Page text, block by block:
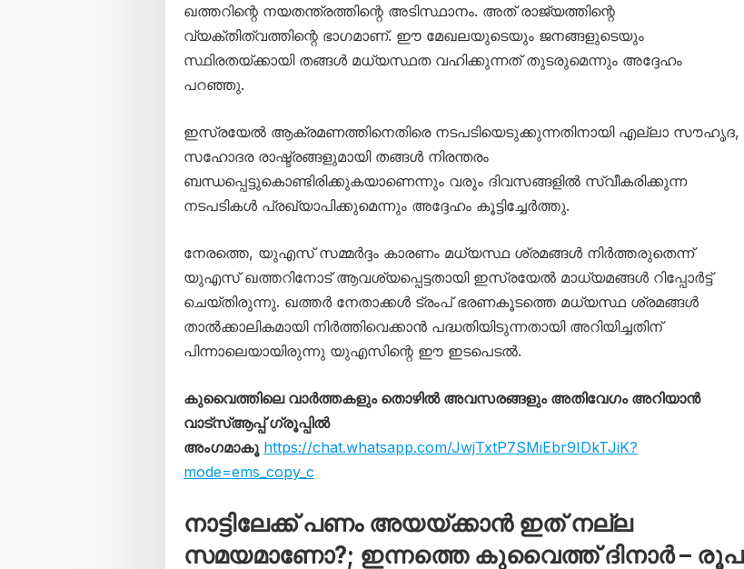
ഖത്തറിന്റെ നയതന്ത്രത്തിന്റെ അടിസ്ഥാനം. അത് രാജ്യത്തിന്റെ
വ്യക്തിത്വത്തിന്റെ ഭാഗമാണ്. ഈ മേഖലയുടെയും ജനങ്ങളുടെയും
സ്ഥിരതയ്ക്കായി തങ്ങൾ മധ്യസ്ഥത വഹിക്കുന്നത് തുടരുമെന്നും അദ്ദേഹം
പറഞ്ഞു.
ഇസ്രയേൽ ആക്രമണത്തിനെതിരെ നടപടിയെടുക്കുന്നതിനായി എല്ലാ സൗഹൃദ,
സഹോദര രാഷ്ട്രങ്ങളുമായി തങ്ങൾ നിരന്തരം
ബന്ധപ്പെട്ടുകൊണ്ടിരിക്കുകയാണെന്നും വരും ദിവസങ്ങളിൽ സ്വീകരിക്കുന്ന
നടപടികൾ പ്രഖ്യാപിക്കുമെന്നും അദ്ദേഹം കൂട്ടിച്ചേർത്തു.
നേരത്തെ, യുഎസ് സമ്മർദ്ദം കാരണം മധ്യസ്ഥ ശ്രമങ്ങൾ നിർത്തരുതെന്ന്
യുഎസ് ഖത്തറിനോട് ആവശ്യപ്പെട്ടതായി ഇസ്രയേൽ മാധ്യമങ്ങൾ റിപ്പോർട്ട്
ചെയ്തിരുന്നു. ഖത്തർ നേതാക്കൾ ട്രംപ് ഭരണകൂടത്തെ മധ്യസ്ഥ ശ്രമങ്ങൾ
താൽക്കാലികമായി നിർത്തിവെക്കാൻ പദ്ധതിയിടുന്നതായി അറിയിച്ചതിന്
പിന്നാലെയായിരുന്നു യുഎസിന്റെ ഈ ഇടപെടൽ.
കുവൈത്തിലെ വാർത്തകളും തൊഴിൽ അവസരങ്ങളും അതിവേഗം അറിയാൻ
വാട്സ്ആപ്പ് ഗ്രൂപ്പിൽ
അംഗമാകൂ https://chat.whatsapp.com/JwjTxtP7SMiEbr9IDkTJiK?
mode=ems_copy_c
നാട്ടിലേക്ക് പണം അയയ്ക്കാൻ ഇത് നല്ല
സമയമാണോ?; ഇന്നത്തെ കുവൈത്ത് ദിനാർ – രൂപ